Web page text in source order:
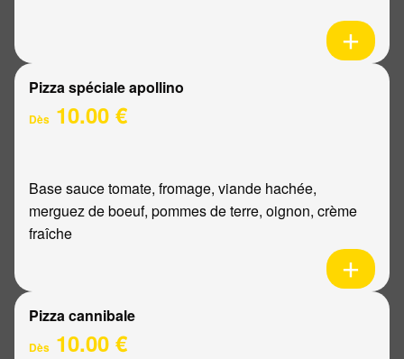
Pizza spéciale apollino
Dès 10.00 €
Base sauce tomate, fromage, viande hachée,
merguez de boeuf, pommes de terre, oignon, crème
fraîche
Pizza cannibale
Dès 10.00 €